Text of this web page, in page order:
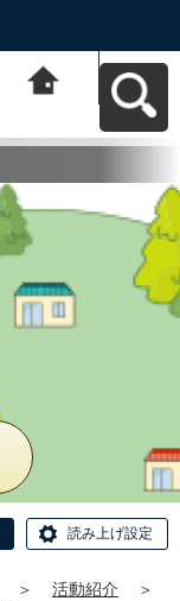
ットへ戻る
読み上げ設定
＞ 活動紹介
＞